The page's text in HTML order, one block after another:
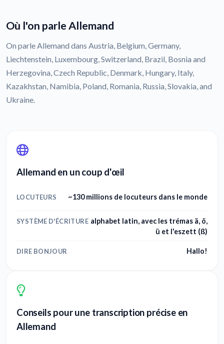
Où l'on parle Allemand
On parle Allemand dans Austria, Belgium, Germany,
Liechtenstein, Luxembourg, Switzerland, Brazil, Bosnia and
Herzegovina, Czech Republic, Denmark, Hungary, Italy,
Kazakhstan, Namibia, Poland, Romania, Russia, Slovakia, and
Ukraine.
Allemand en un coup d'œil
LOCUTEURS ~130 millions de locuteurs dans le monde
SYSTÈME D'ÉCRITURE alphabet latin, avec les trémas ä, ö,
ü et l'eszett (ß)
DIRE BONJOUR Hallo!
Conseils pour une transcription précise en
Allemand